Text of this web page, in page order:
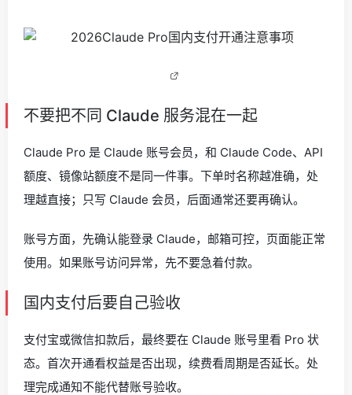
不要把不同 Claude 服务混在一起
Claude Pro 是 Claude 账号会员，和 Claude Code、API
额度、镜像站额度不是同一件事。下单时名称越准确，处
理越直接；只写 Claude 会员，后面通常还要再确认。
账号方面，先确认能登录 Claude，邮箱可控，页面能正常
使用。如果账号访问异常，先不要急着付款。
国内支付后要自己验收
支付宝或微信扣款后，最终要在 Claude 账号里看 Pro 状
态。首次开通看权益是否出现，续费看周期是否延长。处
理完成通知不能代替账号验收。